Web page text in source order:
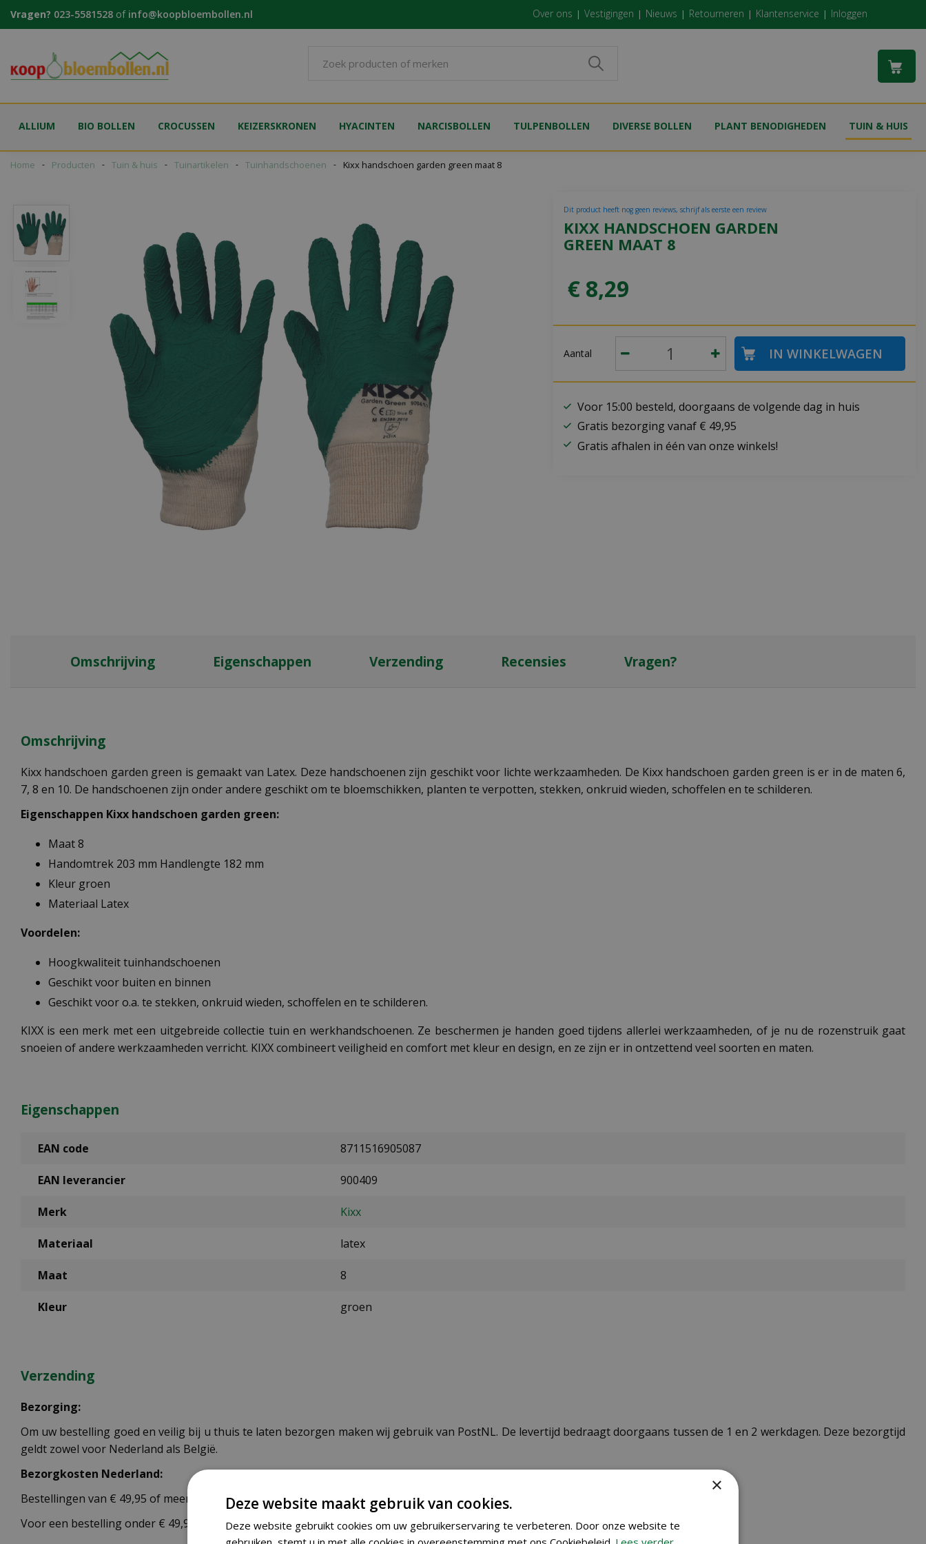
naar
Home Producten Tuin & huis Tuinartikelen Tuinhandschoenen Kixx handschoen garden green maat 8
Vragen? 023-5581528 of info@koopbloembollen.nl Over ons Vestigingen Nieuws Retourneren Klantenservice Inloggen
ALLIUM BIO BOLLEN CROCUSSEN KEIZERSKRONEN HYACINTEN NARCISBOLLEN TULPENBOLLEN DIVERSE BOLLEN PLANT BENODIGHEDEN TUIN & HUIS
KIXX HANDSCHOEN GARDEN
GREEN MAAT 8
Dit product heeft nog geen reviews, schrijf als eerste een review
€ 8,29
Aantal
Voor 15:00 besteld, doorgaans de volgende dag in huis
Gratis bezorging vanaf € 49,95
Gratis afhalen in één van onze winkels!
Omschrijving Eigenschappen Verzending Recensies Vragen?
Omschrijving
Kixx handschoen garden green is gemaakt van Latex. Deze handschoenen zijn geschikt voor lichte werkzaamheden. De Kixx handschoen garden green is er in de maten 6,
7, 8 en 10. De handschoenen zijn onder andere geschikt om te bloemschikken, planten te verpotten, stekken, onkruid wieden, schoffelen en te schilderen.
Eigenschappen Kixx handschoen garden green:
Maat 8
Handomtrek 203 mm Handlengte 182 mm
Kleur groen
Materiaal Latex
Voordelen:
Hoogkwaliteit tuinhandschoenen
Geschikt voor buiten en binnen
Geschikt voor o.a. te stekken, onkruid wieden, schoffelen en te schilderen.
KIXX is een merk met een uitgebreide collectie tuin en werkhandschoenen. Ze beschermen je handen goed tijdens allerlei werkzaamheden, of je nu de rozenstruik gaat
snoeien of andere werkzaamheden verricht. KIXX combineert veiligheid en comfort met kleur en design, en ze zijn er in ontzettend veel soorten en maten.
Eigenschappen
EAN code 8711516905087
EAN leverancier 900409
Merk Kixx
Materiaal latex
Maat 8
Kleur groen
Verzending
Bezorging:
Om uw bestelling goed en veilig bij u thuis te laten bezorgen maken wij gebruik van PostNL. De levertijd bedraagt doorgaans tussen de 1 en 2 werkdagen. Deze bezorgtijd
geldt zowel voor Nederland als België.
Bezorgkosten Nederland:
Bestellingen van € 49,95 of meer verzenden wij gratis.
Voor een bestelling onder € 49,95 zijn er 2 tarieven:
×
Deze website maakt gebruik van cookies.
Deze website gebruikt cookies om uw gebruikerservaring te verbeteren. Door onze website te